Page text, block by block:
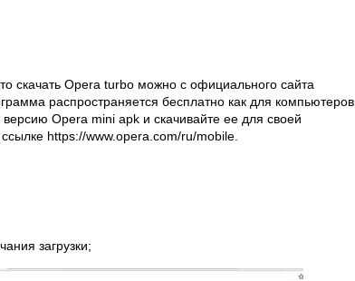
скачать Opera turbo можно с официального сайта
распространяется бесплатно как для компьютеров,
Opera mini apk и скачивайте ее для своей
https://www.opera.com/ru/mobile.
загрузки;